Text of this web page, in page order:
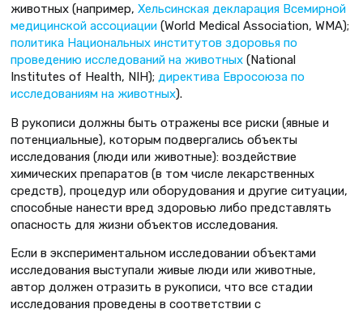
животных (например, Хельсинская декларация Всемирной
медицинской ассоциации (World Medical Association, WMA);
политика Национальных институтов здоровья по
проведению исследований на животных (National
Institutes of Health, NIH); директива Евросоюза по
исследованиям на животных).
В рукописи должны быть отражены все риски (явные и
потенциальные), которым подвергались объекты
исследования (люди или животные): воздействие
химических препаратов (в том числе лекарственных
средств), процедур или оборудования и другие ситуации,
способные нанести вред здоровью либо представлять
опасность для жизни объектов исследования.
Если в экспериментальном исследовании объектами
исследования выступали живые люди или животные,
автор должен отразить в рукописи, что все стадии
исследования проведены в соответствии с